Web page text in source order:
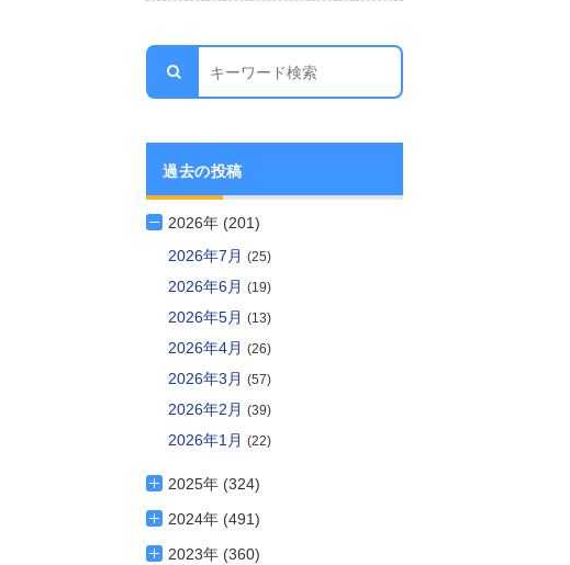
過去の投稿
2026年 (201)
2026年7月 (25)
2026年6月 (19)
2026年5月 (13)
2026年4月 (26)
2026年3月 (57)
2026年2月 (39)
2026年1月 (22)
2025年 (324)
2024年 (491)
2023年 (360)